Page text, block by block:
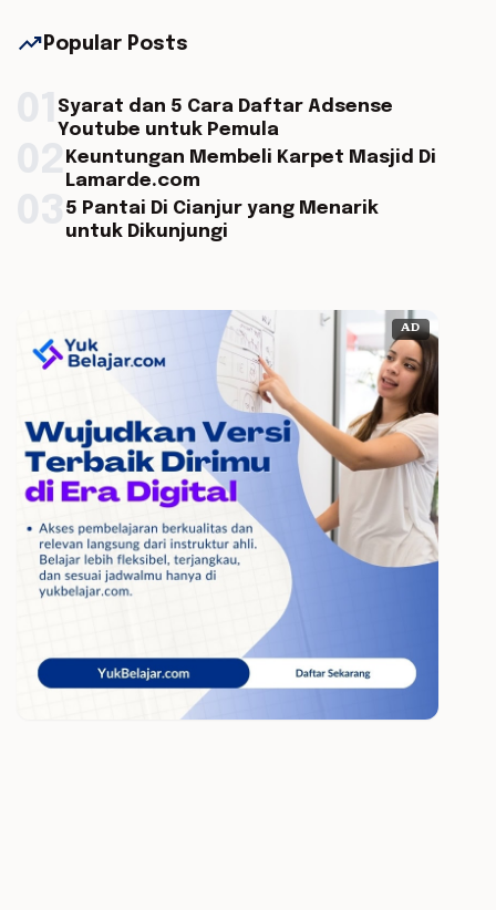
trending_up Popular Posts
Syarat dan 5 Cara Daftar Adsense
Youtube untuk Pemula
Keuntungan Membeli Karpet Masjid Di
Lamarde.com
5 Pantai Di Cianjur yang Menarik
untuk Dikunjungi
AD